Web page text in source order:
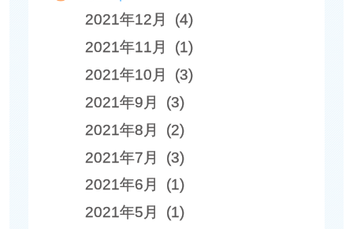
2021年12月 (4)
2021年11月 (1)
2021年10月 (3)
2021年9月 (3)
2021年8月 (2)
2021年7月 (3)
2021年6月 (1)
2021年5月 (1)